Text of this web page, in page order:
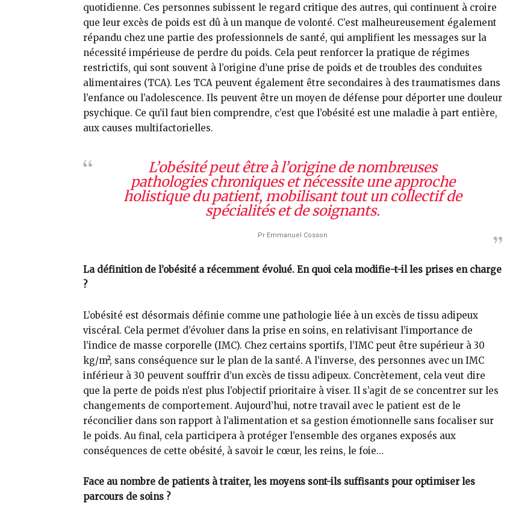
quotidienne. Ces personnes subissent le regard critique des autres, qui continuent à croire
que leur excès de poids est dû à un manque de volonté. C’est malheureusement également
répandu chez une partie des professionnels de santé, qui amplifient les messages sur la
nécessité impérieuse de perdre du poids. Cela peut renforcer la pratique de régimes
restrictifs, qui sont souvent à l’origine d’une prise de poids et de troubles des conduites
alimentaires (TCA). Les TCA peuvent également être secondaires à des traumatismes dans
l’enfance ou l’adolescence. Ils peuvent être un moyen de défense pour déporter une douleur
psychique. Ce qu’il faut bien comprendre, c’est que l’obésité est une maladie à part entière,
aux causes multifactorielles.
L’obésité peut être à l’origine de nombreuses
pathologies chroniques et nécessite une approche
holistique du patient, mobilisant tout un collectif de
spécialités et de soignants.
Pr Emmanuel Cosson
La définition de l’obésité a récemment évolué. En quoi cela modifie-t-il les prises en charge
?
L’obésité est désormais définie comme une pathologie liée à un excès de tissu adipeux
viscéral. Cela permet d’évoluer dans la prise en soins, en relativisant l’importance de
l’indice de masse corporelle (IMC). Chez certains sportifs, l’IMC peut être supérieur à 30
kg/m², sans conséquence sur le plan de la santé. A l’inverse, des personnes avec un IMC
inférieur à 30 peuvent souffrir d’un excès de tissu adipeux. Concrètement, cela veut dire
que la perte de poids n’est plus l’objectif prioritaire à viser. Il s’agit de se concentrer sur les
changements de comportement. Aujourd’hui, notre travail avec le patient est de le
réconcilier dans son rapport à l’alimentation et sa gestion émotionnelle sans focaliser sur
le poids. Au final, cela participera à protéger l’ensemble des organes exposés aux
conséquences de cette obésité, à savoir le cœur, les reins, le foie…
Face au nombre de patients à traiter, les moyens sont-ils suffisants pour optimiser les
parcours de soins ?